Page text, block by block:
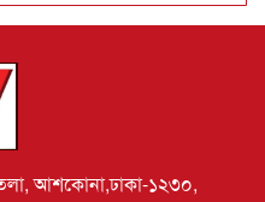
আশকোনা,ঢাকা-১২৩০,